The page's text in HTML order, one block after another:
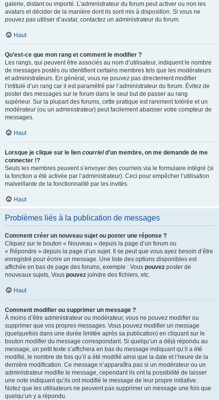
galerie, distant ou importé. L’administrateur du forum peut activer ou non les
avatars et décider de la manière dont ils sont mis à disposition. Si vous ne
pouvez pas utiliser d’avatar, contactez un administrateur du forum.
Haut
Qu’est-ce que mon rang et comment le modifier ?
Les rangs, qui peuvent être associés au nom d’utilisateur, indiquent le nombre
de messages postés ou identifient certains membres tels que les modérateurs
et administrateurs. En général, vous ne pouvez pas directement modifier
l’intitulé d’un rang car il est paramétré par l’administrateur du forum. Évitez de
poster des messages sur le forum dans le seul but de passer au rang
supérieur. Sur la plupart des forums, cette pratique est rarement tolérée et un
modérateur (ou un administrateur) peut facilement abaisser votre compteur de
messages.
Haut
Lorsque je clique sur le lien courrield’un membre, on me demande de me
connecter !?
Seuls les membres peuvent s’envoyer des courriels via le formulaire intégré (si
la fonction a été activée par l’administrateur). Ceci pour empêcher l’utilisation
malveillante de la fonctionnalité par les invités.
Haut
Problèmes liés à la publication de messages
Comment créer un nouveau sujet ou poster une réponse ?
Cliquez sur le bouton « Nouveau » depuis la page d’un forum ou
« Répondre » depuis la page d’un sujet. Il se peut que vous ayez besoin d’être
enregistré pour écrire un message. Une liste des options disponibles est
affichée en bas de page des forums, exemple : Vous pouvez poster de
nouveaux sujets, Vous pouvez joindre des fichiers, etc.
Haut
Comment modifier ou supprimer un message ?
À moins d’être administrateur ou modérateur, vous ne pouvez modifier ou
supprimer que vos propres messages. Vous pouvez modifier un message
(quelquefois dans une durée limitée après sa publication) en cliquant sur le
bouton modifierdu message correspondant. Si quelqu’un a déjà répondu au
message, un petit texte s’affichera en bas du message indiquant qu’il a été
modifié, le nombre de fois qu’il a été modifié ainsi que la date et l’heure de la
dernière modification. Ce message n’apparaîtra pas si un modérateur ou un
administrateur modifie le message, cependant ils ont la possibilité de laisser
une note indiquant qu’ils ont modifié le message de leur propre initiative.
Notez que les utilisateurs ne peuvent pas supprimer un message une fois que
quelqu’un y a répondu.